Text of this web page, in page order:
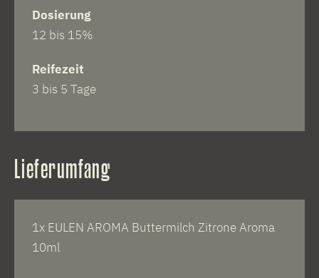
Dosierung
12 bis 15%
Reifezeit
3 bis 5 Tage
Lieferumfang
1x EULEN AROMA Buttermilch Zitrone Aroma
10ml